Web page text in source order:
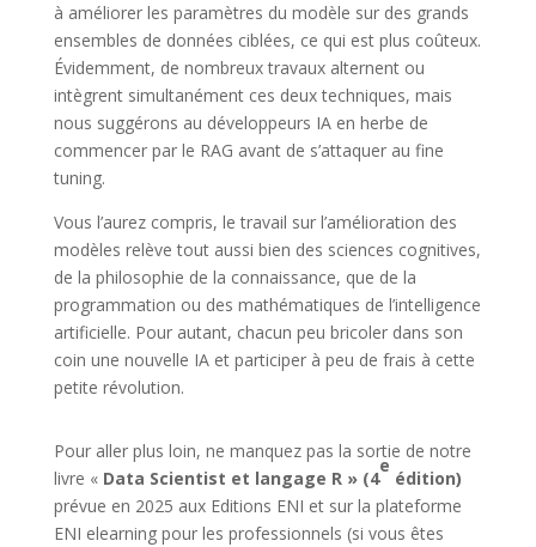
à améliorer les paramètres du modèle sur des grands
ensembles de données ciblées, ce qui est plus coûteux.
Évidemment, de nombreux travaux alternent ou
intègrent simultanément ces deux techniques, mais
nous suggérons au développeurs IA en herbe de
commencer par le RAG avant de s’attaquer au fine
tuning.
Vous l’aurez compris, le travail sur l’amélioration des
modèles relève tout aussi bien des sciences cognitives,
de la philosophie de la connaissance, que de la
programmation ou des mathématiques de l’intelligence
artificielle. Pour autant, chacun peu bricoler dans son
coin une nouvelle IA et participer à peu de frais à cette
petite révolution.
Pour aller plus loin, ne manquez pas la sortie de notre
livre « Data Scientist et langage R » (4
e
édition)
prévue en 2025 aux Editions ENI et sur la plateforme
ENI elearning pour les professionnels (si vous êtes